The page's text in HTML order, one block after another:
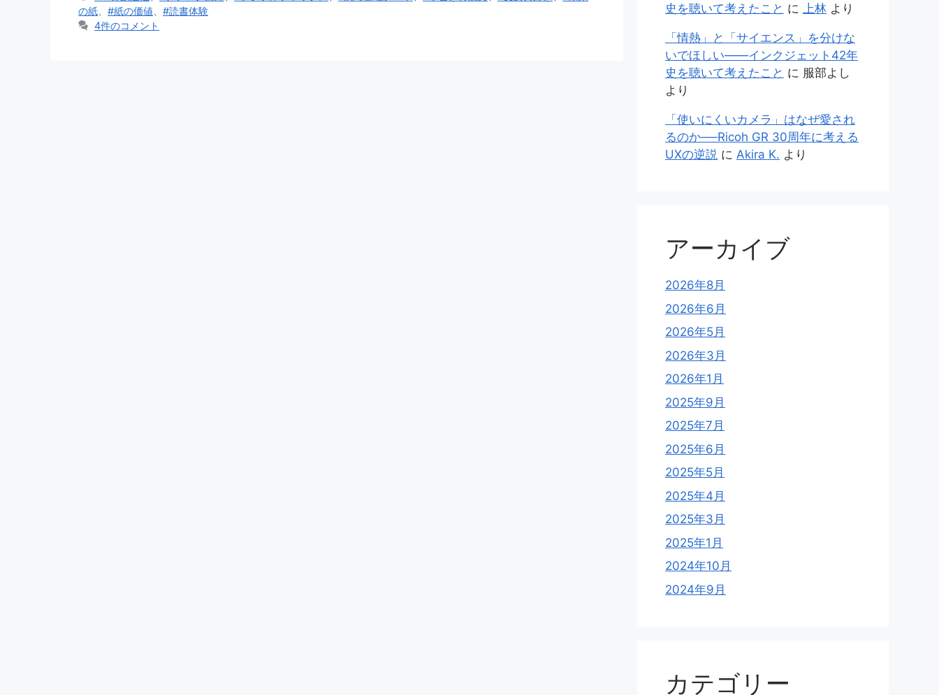
ゴ
リ
グ
の紙
#紙の価値
#読書体験
4件のコメント
史を聴いて考えたこと に 上林 より
「情熱」と「サイエンス」を分けな
いでほしい——インクジェット42年
史を聴いて考えたこと に 服部よし
より
「使いにくいカメラ」はなぜ愛され
るのか──Ricoh GR 30周年に考える
UXの逆説 に Akira K. より
アーカイブ
2026年8月
2026年6月
2026年5月
2026年3月
2026年1月
2025年9月
2025年7月
2025年6月
2025年5月
2025年4月
2025年3月
2025年1月
2024年10月
2024年9月
カテゴリー